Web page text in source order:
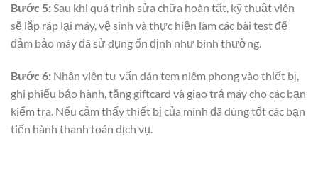
Bước 5:Sau khi quá trình sửa chữa hoàn tất, kỹ thuật viên
sẽ lắp ráp lại máy, vệ sinh và thực hiện làm các bài test để
đảm bảo máy đã sử dụng ổn định như bình thường.
Bước 6: Nhân viên tư vấn dán tem niêm phong vào thiết bị,
ghi phiếu bảo hành, tặng giftcard và giao trả máy cho các bạn
kiểm tra. Nếu cảm thấy thiết bị của mình đã dùng tốt các bạn
tiến hành thanh toán dịch vụ.